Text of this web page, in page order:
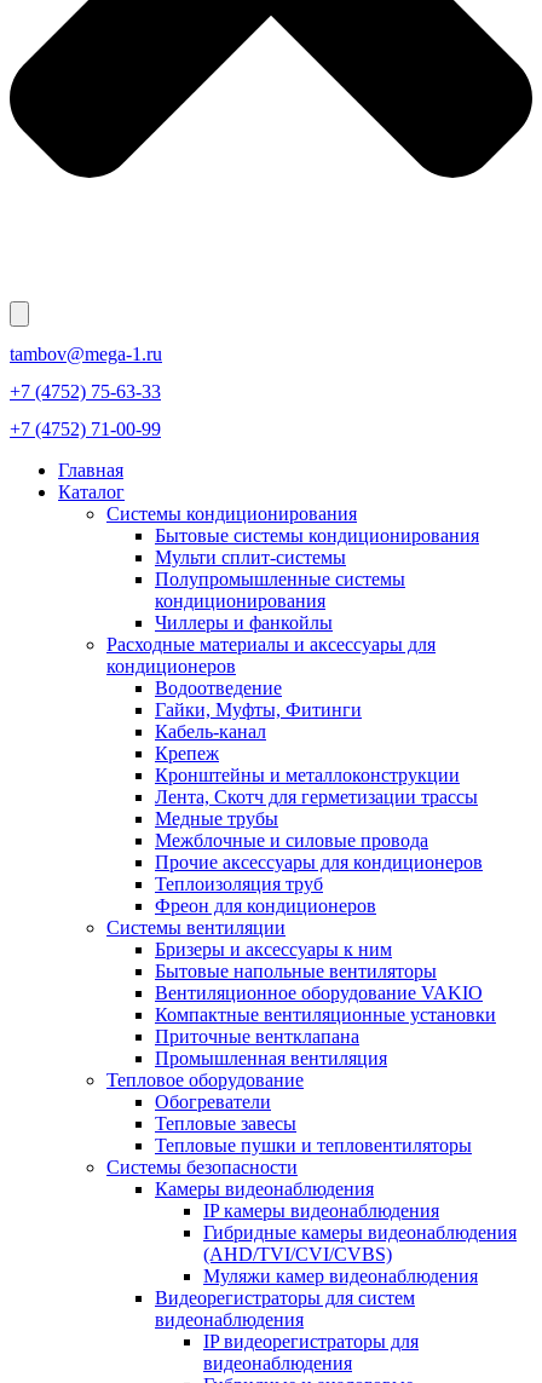
tambov@mega-1.ru
+7 (4752) 75-63-33
+7 (4752) 71-00-99
Главная
Каталог
Системы кондиционирования
Бытовые системы кондиционирования
Мульти сплит-системы
Полупромышленные системы
кондиционирования
Чиллеры и фанкойлы
Расходные материалы и аксессуары для
кондиционеров
Водоотведение
Гайки, Муфты, Фитинги
Кабель-канал
Крепеж
Кронштейны и металлоконструкции
Лента, Скотч для герметизации трассы
Медные трубы
Межблочные и силовые провода
Прочие аксессуары для кондиционеров
Теплоизоляция труб
Фреон для кондиционеров
Системы вентиляции
Бризеры и аксессуары к ним
Бытовые напольные вентиляторы
Вентиляционное оборудование VAKIO
Компактные вентиляционные установки
Приточные вентклапана
Промышленная вентиляция
Тепловое оборудование
Обогреватели
Тепловые завесы
Тепловые пушки и тепловентиляторы
Системы безопасности
Камеры видеонаблюдения
IP камеры видеонаблюдения
Гибридные камеры видеонаблюдения
(AHD/TVI/CVI/CVBS)
Муляжи камер видеонаблюдения
Видеорегистраторы для систем
видеонаблюдения
IP видеорегистраторы для
видеонаблюдения